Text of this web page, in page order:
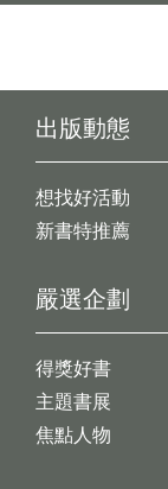
出版動態
想找好活動
新書特推薦
嚴選企劃
得獎好書
主題書展
焦點人物